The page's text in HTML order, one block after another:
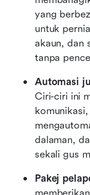
yang
untuk
akaun, dan
tanpa
Automasi
Ciri-ciri ini
dalaman,
sekali gus
Pakej